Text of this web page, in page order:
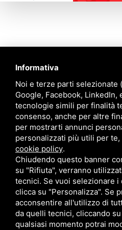
Informativa
Noi e terze parti selezionate
Google, Facebook,
tecnologie simili per finalità
consenso, anche per altre
per mostrarti annunci
personalizzati più utili per
cookie policy.
Chiudendo questo banner
su "Rifiuta", verranno
tecnici. Se vuoi selezionare i
clicca su "Personalizza". Se
acconsentire all'utilizzo di
da quelli tecnici, cliccando
qualsiasi momento potrai
Contattaci
Via Quinto Bucci, 205, 47521
+39 0543 31536
+39 320 6635083
info@amiciziaeamore.it
Links
Chi siamo
Crea il tuo profilo
Franchising
Follow Us